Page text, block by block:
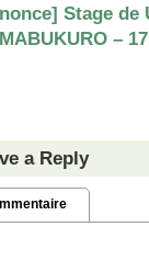
Stage de
–
a Reply